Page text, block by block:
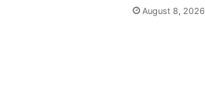
August 8, 2026